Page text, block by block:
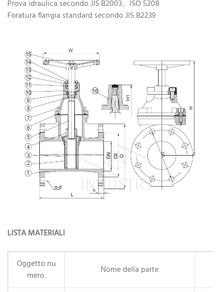
Prova idraulica secondo JIS B2003、ISO 5208
Foratura flangia standard secondo JIS B2239
LISTA MATERIALI
Oggetto nu
mero.
Nome della parte